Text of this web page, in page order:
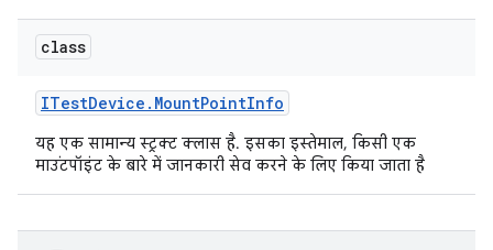
class
ITestDevice . MountPointInfo
यह एक सामान्य स्ट्रक्ट क्लास है. इसका इस्तेमाल, किसी एक
माउंटपॉइंट के बारे में जानकारी सेव करने के लिए किया जाता है